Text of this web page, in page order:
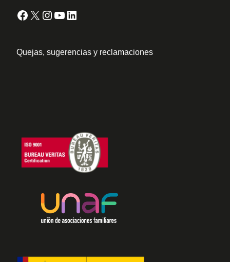
Facebook X Instagram YouTube LinkedIn
Quejas, sugerencias y reclamaciones